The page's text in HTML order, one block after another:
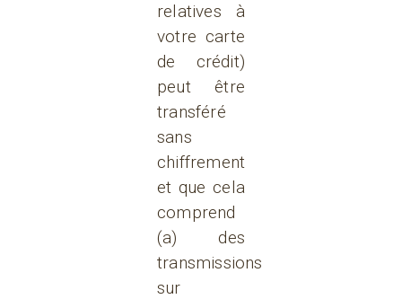
relatives à
votre carte
de crédit)
peut être
transféré
sans
chiffrement
et que cela
comprend
(a) des
transmissions
sur